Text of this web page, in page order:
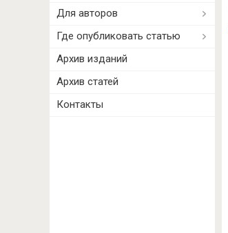
Для авторов
Где опубликовать статью
Архив изданий
Архив статей
Контакты